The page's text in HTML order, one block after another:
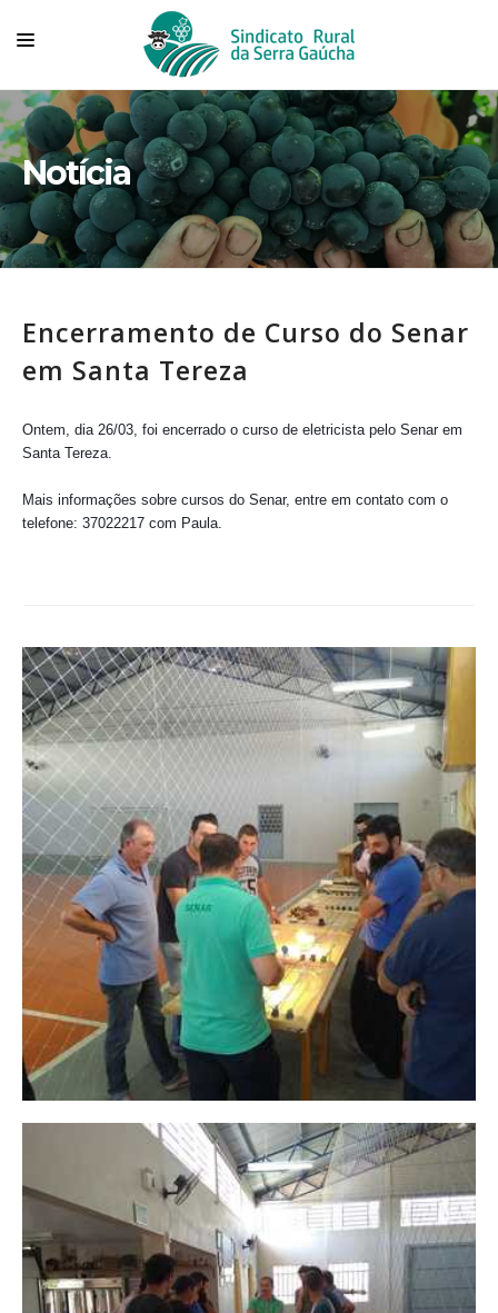
HOME
SINDICATO
TECNOVITIS
CONVÊNIOS
ASSOCIADOS
ASSOCIE-SE
Notícia
Encerramento de Curso do Senar
em Santa Tereza
Ontem, dia 26/03, foi encerrado o curso de eletricista pelo Senar em
Santa Tereza.
Mais informações sobre cursos do Senar, entre em contato com o
telefone: 37022217 com Paula.